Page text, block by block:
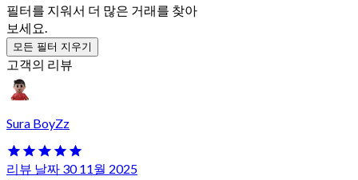
필터를 지워서 더 많은 거래를 찾아
보세요.
모든 필터 지우기
고객의 리뷰
Sura BoyZz
리뷰 날짜 30 11월 2025